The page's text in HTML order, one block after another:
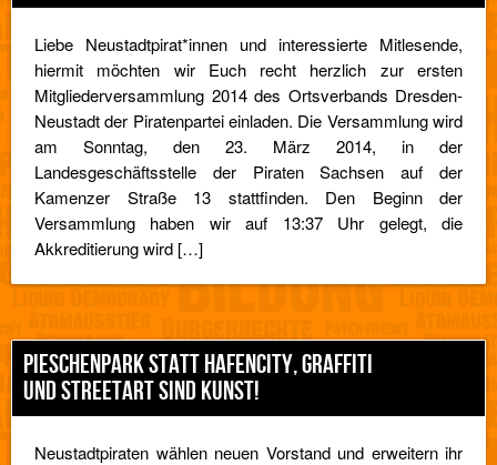
Liebe Neustadtpirat*innen und interessierte Mitlesende,
hiermit möchten wir Euch recht herzlich zur ersten
Mitgliederversammlung 2014 des Ortsverbands Dresden-
Neustadt der Piratenpartei einladen. Die Versammlung wird
am Sonntag, den 23. März 2014, in der
Landesgeschäftsstelle der Piraten Sachsen auf der
Kamenzer Straße 13 stattfinden. Den Beginn der
Versammlung haben wir auf 13:37 Uhr gelegt, die
Akkreditierung wird […]
PIESCHENPARK STATT HAFENCITY, GRAFFITI
UND STREETART SIND KUNST!
Neustadtpiraten wählen neuen Vorstand und erweitern ihr